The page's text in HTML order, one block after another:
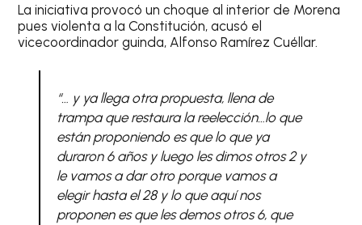
La iniciativa provocó un choque al interior de Morena
pues violenta a la Constitución, acusó el
vicecoordinador guinda, Alfonso Ramírez Cuéllar.
“… y ya llega otra propuesta, llena de
trampa que restaura la reelección…lo que
están proponiendo es que lo que ya
duraron 6 años y luego les dimos otros 2 y
le vamos a dar otro porque vamos a
elegir hasta el 28 y lo que aquí nos
proponen es que les demos otros 6, que